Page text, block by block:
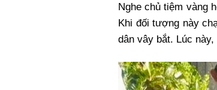
Nghe chủ tiệm vàng
Khi đối tượng này
dân vây bắt. Lúc